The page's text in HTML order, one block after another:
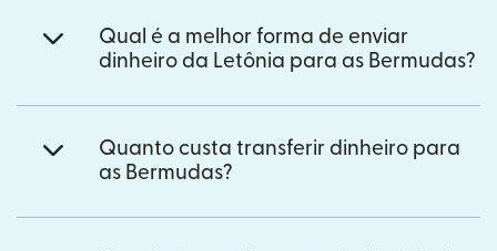
Qual é a melhor forma de enviar
dinheiro da Letônia para as Bermudas?
Quanto custa transferir dinheiro para
as Bermudas?